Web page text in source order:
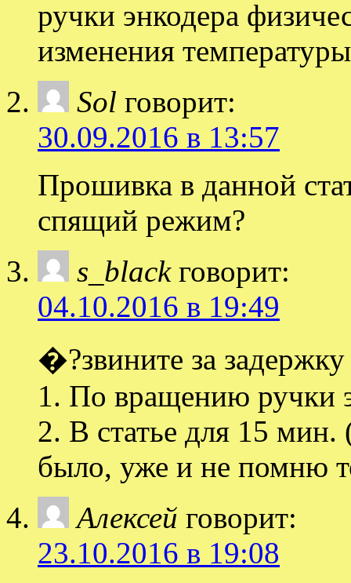
ручки энкодера
изменения
Sol говорит:
30.09.2016 в 13:57
Прошивка в данной
спящий режим?
s_black говорит:
04.10.2016 в 19:49
�?звините за
1. По вращению ручки
2. В статье для 15
было, уже и не помню
Алексей говорит:
23.10.2016 в 19:08